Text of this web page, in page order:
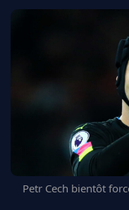
FC BARCELONE
MANCHESTER UNITED
ARSENAL
BAYERN
Petr Cech bientôt